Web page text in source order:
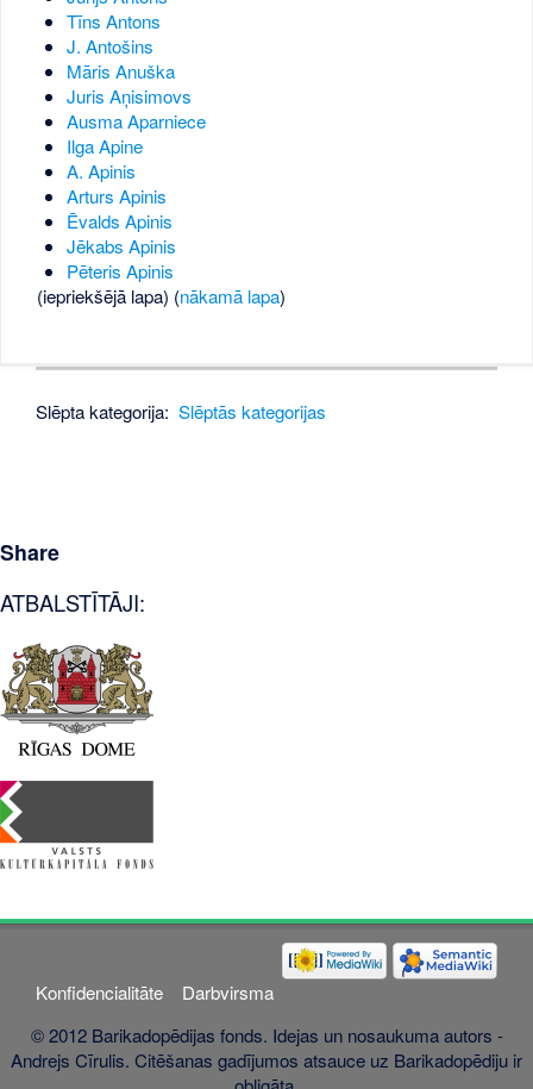
Tīns Antons
J. Antošins
Māris Anuška
Juris Aņisimovs
Ausma Aparniece
Ilga Apine
A. Apinis
Arturs Apinis
Ēvalds Apinis
Jēkabs Apinis
Pēteris Apinis
(iepriekšējā lapa) (nākamā lapa)
Slēpta kategorija: Slēptās kategorijas
Share
ATBALSTĪTĀJI:
Konfidencialitāte
Darbvirsma
© 2012 Barikadopēdijas fonds. Idejas un nosaukuma autors -
Andrejs Cīrulis. Citēšanas gadījumos atsauce uz Barikadopēdiju ir